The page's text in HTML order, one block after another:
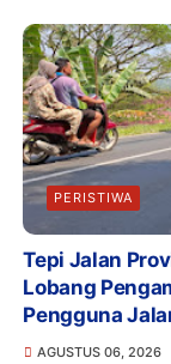
PERISTIWA
Tepi Jalan
Lobang
Pengguna
AGUSTUS 06, 2026